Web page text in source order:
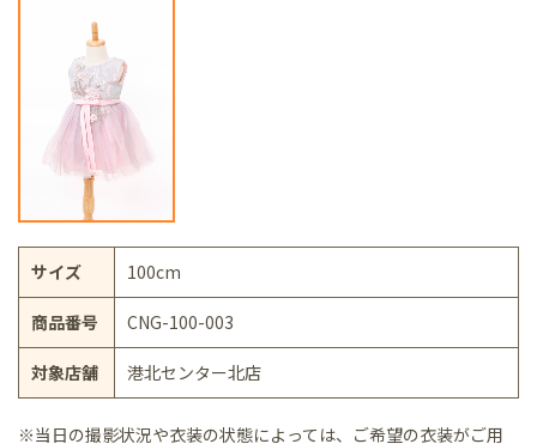
サイズ 100cm
商品番号 CNG-100-003
対象店舗 港北センター北店
※当日の撮影状況や衣装の状態によっては、ご希望の衣装がご用